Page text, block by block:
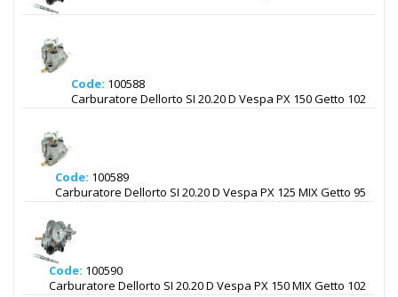
Code: 100588
Carburatore Dellorto SI 20.20 D Vespa PX 150 Getto 102
Code: 100589
Carburatore Dellorto SI 20.20 D Vespa PX 125 MIX Getto 95
Code: 100590
Carburatore Dellorto SI 20.20 D Vespa PX 150 MIX Getto 102